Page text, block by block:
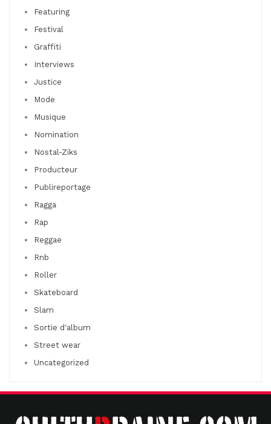
Featuring
Festival
Graffiti
Interviews
Justice
Mode
Musique
Nomination
Nostal-Ziks
Producteur
Publireportage
Ragga
Rap
Reggae
Rnb
Roller
Skateboard
Slam
Sortie d'album
Street wear
Uncategorized